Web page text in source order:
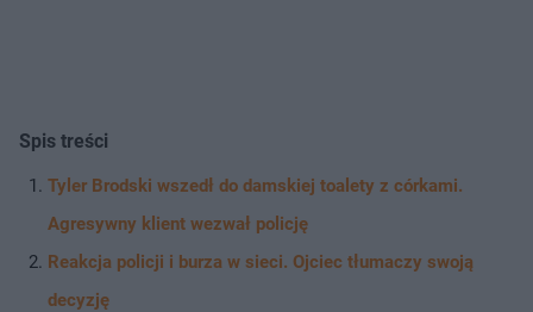
Spis treści
Tyler Brodski wszedł do damskiej toalety z córkami.
Agresywny klient wezwał policję
Reakcja policji i burza w sieci. Ojciec tłumaczy swoją
decyzję